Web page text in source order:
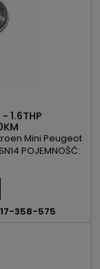
- 1.6THP
Mini Peugeot
POJEMNOŚĆ:
175KM /
Od 2006r
358-575